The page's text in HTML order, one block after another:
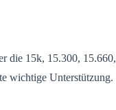
die 15k, 15.300,
wichtige Unterstützung.